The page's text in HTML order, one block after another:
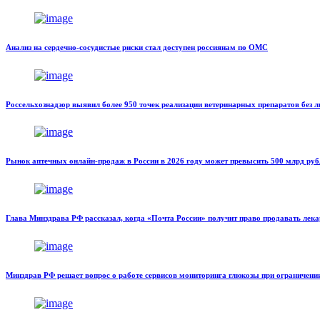
Анализ на сердечно-сосудистые риски стал доступен россиянам по ОМС
Россельхознадзор выявил более 950 точек реализации ветеринарных препаратов без
Рынок аптечных онлайн-продаж в России в 2026 году может превысить 500 млрд
Глава Минздрава РФ рассказал, когда «Почта России» получит право продавать
Минздрав РФ решает вопрос о работе сервисов мониторинга глюкозы при